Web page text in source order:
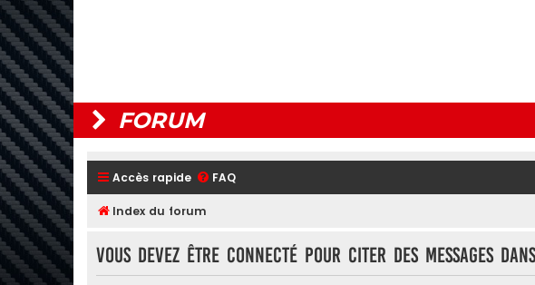
FORUM
Accès rapide FAQ
Index du forum
Vous devez être connecté pour citer des messages